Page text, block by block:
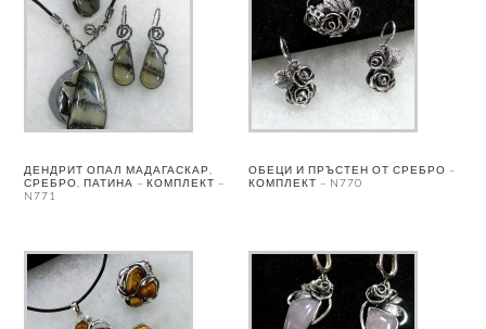
ДЕНДРИТ ОПАЛ МАДАГАСКАР,
СРЕБРО, ПАТИНА – КОМПЛЕКТ –
N771
ОБЕЦИ И ПРЪСТЕН ОТ СРЕБРО –
КОМПЛЕКТ – N770